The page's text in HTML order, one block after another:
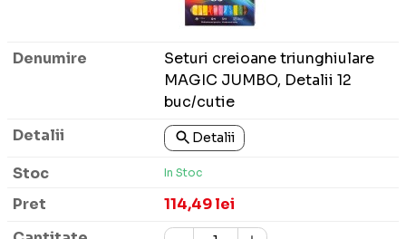
Seturi creioane triunghiulare
MAGIC JUMBO, Detalii 12
buc/cutie
Detalii
In Stoc
114,49 lei